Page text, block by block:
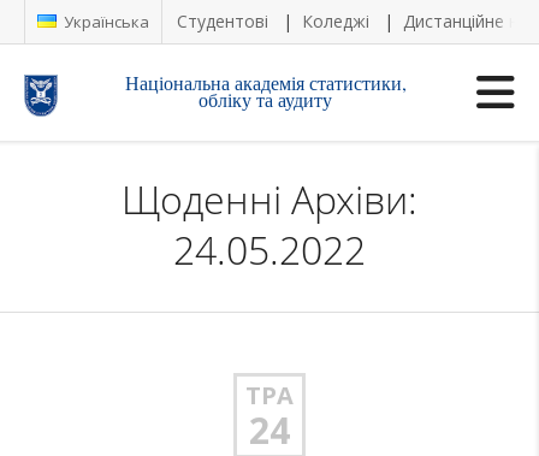
Українська Студентові Коледжі Дистанційне
Національна академія статистики,
обліку та аудиту
Щоденні Архіви:
24.05.2022
ТРА
24